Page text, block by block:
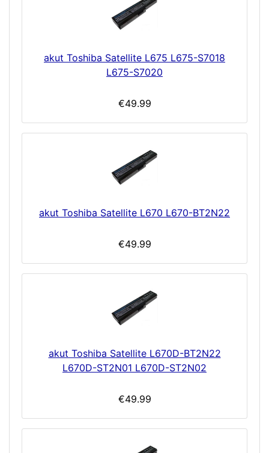
akut Toshiba Satellite L675 L675-S7018
L675-S7020
€49.99
akut Toshiba Satellite L670 L670-BT2N22
€49.99
akut Toshiba Satellite L670D-BT2N22
L670D-ST2N01 L670D-ST2N02
€49.99